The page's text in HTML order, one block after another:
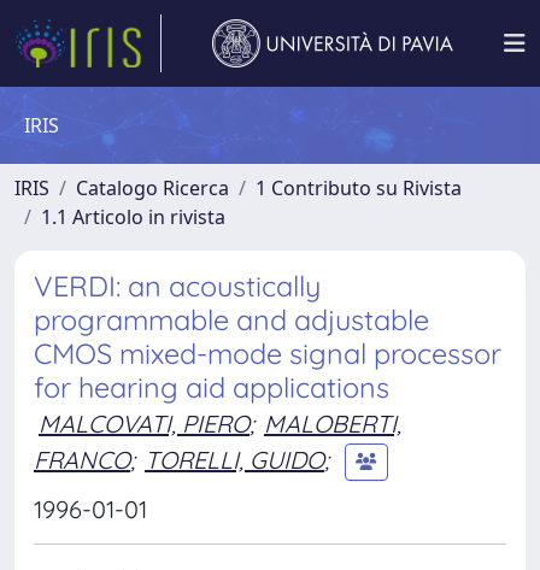
IRIS
IRIS Catalogo Ricerca
1 Contributo su Rivista
1.1 Articolo in rivista
VERDI: an acoustically
programmable and adjustable
CMOS mixed-mode signal processor
for hearing aid applications
MALCOVATI, PIERO; MALOBERTI,
FRANCO; TORELLI, GUIDO;
1996-01-01